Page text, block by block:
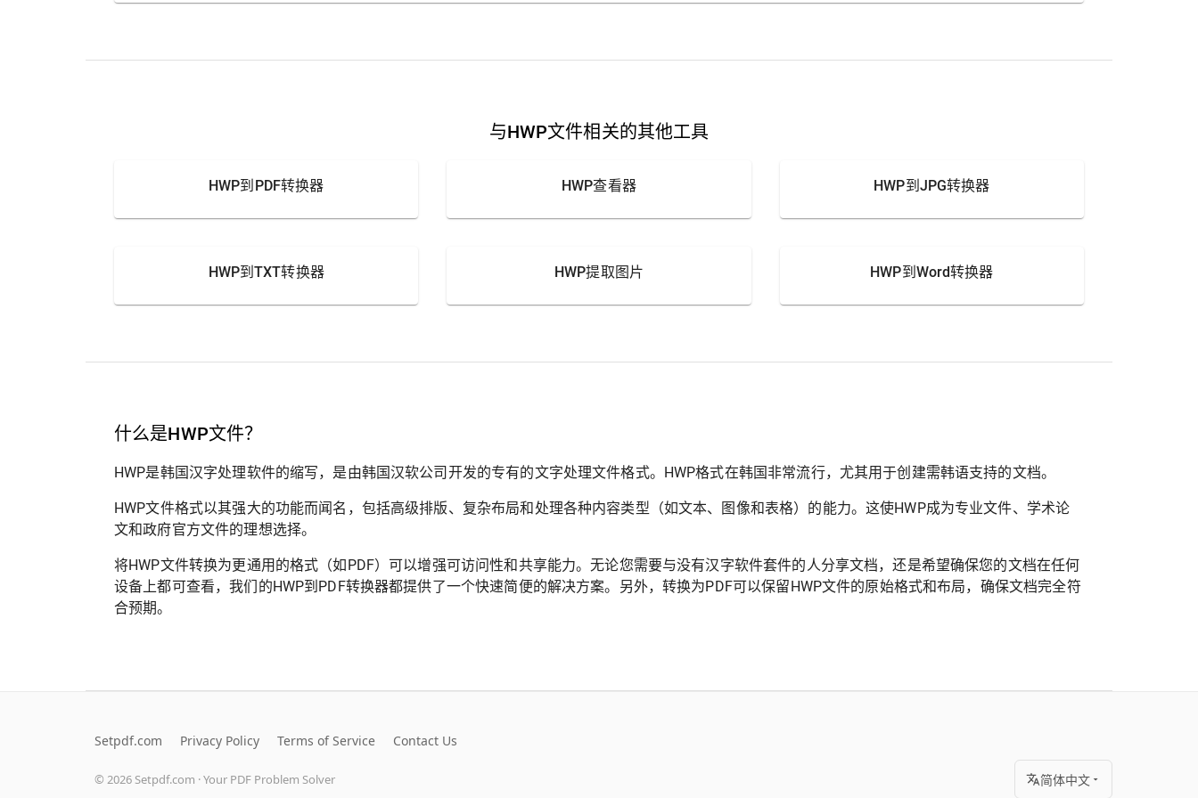
与HWP文件相关的其他工具
HWP到PDF转换器 HWP查看器 HWP到JPG转换器
HWP到TXT转换器 HWP提取图片 HWP到Word转换器
什么是HWP文件？
HWP是韩国汉字处理软件的缩写，是由韩国汉软公司开发的专有的文字处理文件格式。HWP格式在韩国非常流行，尤其用于创建需韩语支持的文档。
HWP文件格式以其强大的功能而闻名，包括高级排版、复杂布局和处理各种内容类型（如文本、图像和表格）的能力。这使HWP成为专业文件、学术论
文和政府官方文件的理想选择。
将HWP文件转换为更通用的格式（如PDF）可以增强可访问性和共享能力。无论您需要与没有汉字软件套件的人分享文档，还是希望确保您的文档在任何
设备上都可查看，我们的HWP到PDF转换器都提供了一个快速简便的解决方案。另外，转换为PDF可以保留HWP文件的原始格式和布局，确保文档完全符
合预期。
Setpdf.com Privacy Policy Terms of Service Contact Us
© 2026 Setpdf.com · Your PDF Problem Solver 简体中文